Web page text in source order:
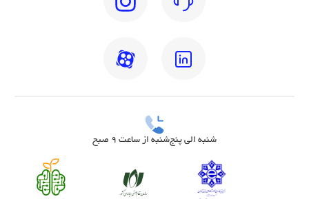
شنبه الی پنج‌شنبه از ساعت 9 صبح